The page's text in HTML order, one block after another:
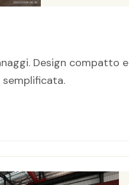
Design